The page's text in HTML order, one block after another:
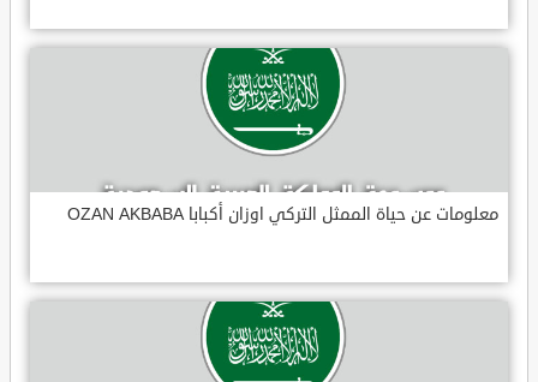
معلومات عن حياة الممثل التركي اوزان أكبابا OZAN AKBABA